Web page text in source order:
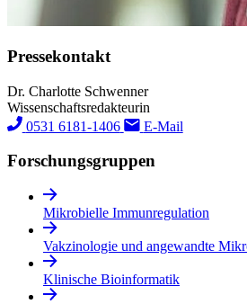
Pressekontakt
Dr. Charlotte Schwenner
Wissenschaftsredakteurin
0531 6181-1406
E-Mail
Forschungs­gruppen
Mikrobielle Immunregulation
Vakzinologie und angewandte
Klinische Bioinformatik